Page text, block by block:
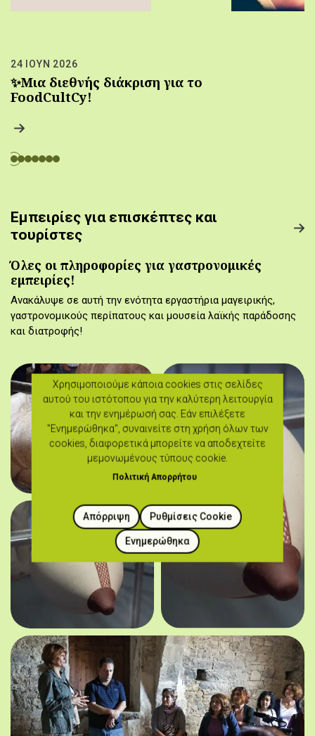
24 ΙΟΥΝ 2026
✨Μια διεθνής διάκριση για το
FoodCultCy!
Εμπειρίες για επισκέπτες και
τουρίστες
Όλες οι πληροφορίες για γαστρονομικές
εμπειρίες!
Ανακάλυψε σε αυτή την ενότητα εργαστήρια μαγειρικής,
γαστρονομικούς περίπατους και μουσεία λαϊκής παράδοσης
και διατροφής!
Χρησιμοποιούμε κάποια cookies στις σελίδες
αυτού του ιστότοπου για την καλύτερη λειτουργία
και την ενημέρωσή σας. Εάν επιλέξετε
"Ενημερώθηκα", συναινείτε στη χρήση όλων των
cookies, διαφορετικά μπορείτε να αποδεχτείτε
μεμονωμένους τύπους cookie.
Πολιτική Απορρήτου
Ρυθμίσεις Cookie
Απόρριψη
Ενημερώθηκα